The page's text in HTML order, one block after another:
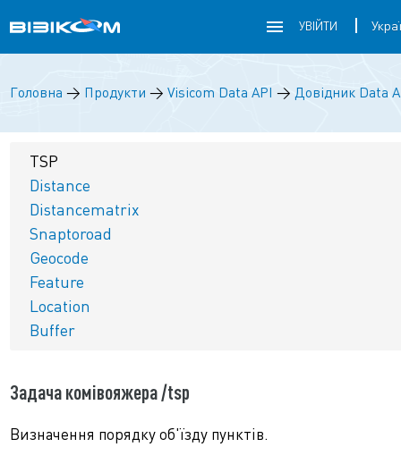
УВІЙТИ
Головна → Продукти → Visicom Data API → Довідник Data
TSP
Distance
Distancematrix
Snaptoroad
Geocode
Feature
Location
Buffer
Задача комівояжера /tsp
Визначення порядку об'їзду пунктів.